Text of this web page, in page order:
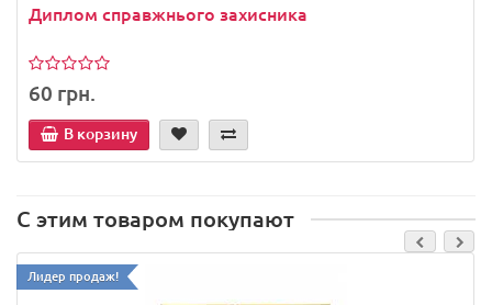
Диплом справжнього захисника
60 грн.
В корзину
С этим товаром покупают
Лидер продаж!